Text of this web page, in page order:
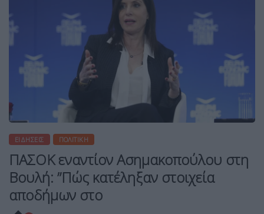
ΕΙΔΉΣΕΙΣ ΠΟΛΙΤΙΚΉ
ΠΑΣΟΚ εναντίον Ασημακοπούλου στη
Βουλή: ”Πώς κατέληξαν στοιχεία
αποδήμων στο